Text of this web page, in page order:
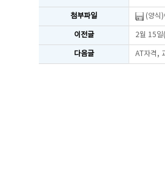
첨부파일 (양식
이전글 2월 15일
다음글 AT자격,